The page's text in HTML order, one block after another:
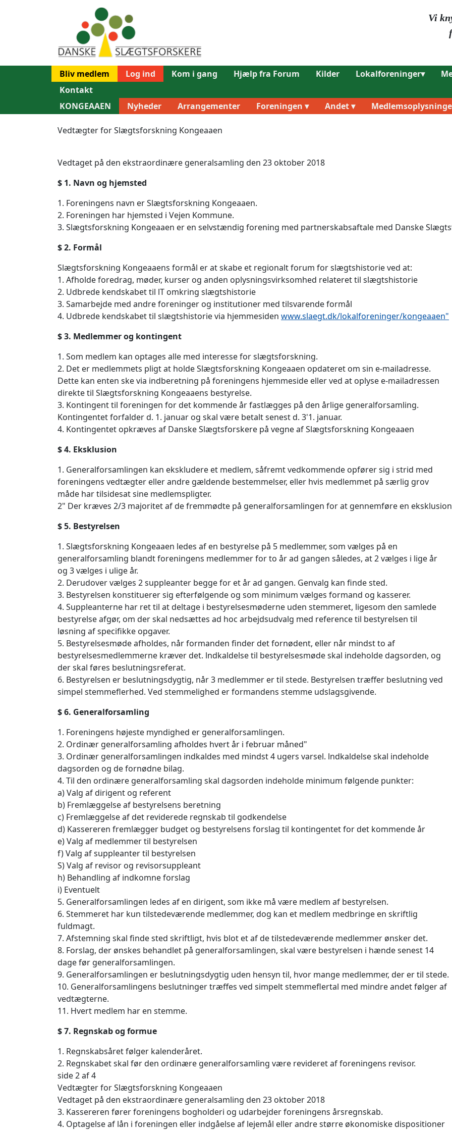
Vi
Bliv medlem Log ind Kom i gang Hjælp fra Forum Kilder Lokalforeninger▾
Kontakt
KONGEAAEN
Nyheder Arrangementer Foreningen ▾ Andet ▾
Vedtægter for Slægtsforskning Kongeaaen
Vedtaget på den ekstraordinære generalsamling den 23 oktober 2018
$ 1. Navn og hjemsted
1. Foreningens navn er Slægtsforskning Kongeaaen.
2. Foreningen har hjemsted i Vejen Kommune.
3. Slægtsforskning Kongeaaen er en selvstændig forening med partnerskabsaftale med Danske
$ 2. Formål
Slægtsforskning Kongeaaens formål er at skabe et regionalt forum for slægtshistorie ved at:
1. Afholde foredrag, møder, kurser og anden oplysningsvirksomhed relateret til slægtshistorie
2. Udbrede kendskabet til lT omkring slægtshistorie
3. Samarbejde med andre foreninger og institutioner med tilsvarende formål
4. Udbrede kendskabet til slægtshistorie via hjemmesiden www.slaegt.dk/lokalforeninger/kongeaaen"
$ 3. Medlemmer og kontingent
1. Som medlem kan optages alle med interesse for slægtsforskning.
2. Det er medlemmets pligt at holde Slægtsforskning Kongeaaen opdateret om sin e-mailadresse.
Dette kan enten ske via indberetning på foreningens hjemmeside eller ved at oplyse e-mailadressen
direkte til Slægtsforskning Kongeaaens bestyrelse.
3. Kontingent til foreningen for det kommende år fastlægges på den årlige generalforsamling.
Kontingentet forfalder d. 1. januar og skal være betalt senest d. 3'1. januar.
4. Kontingentet opkræves af Danske Slægtsforskere på vegne af Slægtsforskning Kongeaaen
$ 4. Eksklusion
1. Generalforsamlingen kan ekskludere et medlem, såfremt vedkommende opfører sig i strid med
foreningens vedtægter eller andre gældende bestemmelser, eller hvis medlemmet på særlig grov
måde har tilsidesat sine medlemspligter.
2" Der kræves 2/3 majoritet af de fremmødte på generalforsamlingen for at gennemføre en
$ 5. Bestyrelsen
1. Slægtsforskning Kongeaaen ledes af en bestyrelse på 5 medlemmer, som vælges på en
generalforsamling blandt foreningens medlemmer for to år ad gangen således, at 2 vælges i lige år
og 3 vælges i ulige år.
2. Derudover vælges 2 suppleanter begge for et år ad gangen. Genvalg kan finde sted.
3. Bestyrelsen konstituerer sig efterfølgende og som minimum vælges formand og kasserer.
4. Suppleanterne har ret til at deltage i bestyrelsesmøderne uden stemmeret, ligesom den samlede
bestyrelse afgør, om der skal nedsættes ad hoc arbejdsudvalg med reference til bestyrelsen til
løsning af specifikke opgaver.
5. Bestyrelsesmøde afholdes, når formanden finder det fornødent, eller når mindst to af
bestyrelsesmedlemmerne kræver det. lndkaldelse til bestyrelsesmøde skal indeholde dagsorden, og
der skal føres beslutningsreferat.
6. Bestyrelsen er beslutningsdygtig, når 3 medlemmer er til stede. Bestyrelsen træffer beslutning ved
simpel stemmeflerhed. Ved stemmelighed er formandens stemme udslagsgivende.
$ 6. Generalforsamling
1. Foreningens højeste myndighed er generalforsamlingen.
2. Ordinær generalforsamling afholdes hvert år i februar måned"
3. Ordinær generalforsamlingen indkaldes med mindst 4 ugers varsel. lndkaldelse skal indeholde
dagsorden og de fornødne bilag.
4. Til den ordinære generalforsamling skal dagsorden indeholde minimum følgende punkter:
a) Valg af dirigent og referent
b) Fremlæggelse af bestyrelsens beretning
c) Fremlæggelse af det reviderede regnskab til godkendelse
d) Kassereren fremlægger budget og bestyrelsens forslag til kontingentet for det kommende år
e) Valg af medlemmer til bestyrelsen
f) Valg af suppleanter til bestyrelsen
S) Valg af revisor og revisorsuppleant
h) Behandling af indkomne forslag
i) Eventuelt
5. Generalforsamlingen ledes af en dirigent, som ikke må være medlem af bestyrelsen.
6. Stemmeret har kun tilstedeværende medlemmer, dog kan et medlem medbringe en skriftlig
fuldmagt.
7. Afstemning skal finde sted skriftligt, hvis blot et af de tilstedeværende medlemmer ønsker det.
8. Forslag, der ønskes behandlet på generalforsamlingen, skal være bestyrelsen i hænde senest 14
dage før generalforsamlingen.
9. Generalforsamlingen er beslutningsdygtig uden hensyn til, hvor mange medlemmer, der er til stede.
10. Generalforsamlingens beslutninger træffes ved simpelt stemmeflertal med mindre andet følger af
vedtægterne.
11. Hvert medlem har en stemme.
$ 7. Regnskab og formue
1. Regnskabsåret følger kalenderåret.
2. Regnskabet skal før den ordinære generalforsamling være revideret af foreningens revisor.
side 2 af 4
Vedtægter for Slægtsforskning Kongeaaen
Vedtaget på den ekstraordinære generalsamling den 23 oktober 2018
3. Kassereren fører foreningens bogholderi og udarbejder foreningens årsregnskab.
4. Optagelse af lån i foreningen eller indgåelse af lejemål eller andre større økonomiske dispositioner